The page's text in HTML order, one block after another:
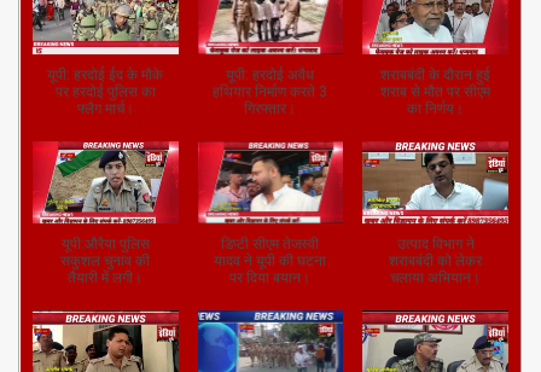
यूपी: हरदोई ईद के मौके
पर हरदोई पुलिस का
फ्लैग मार्च।
यूपी: हरदोई अवैध
हथियार निर्माण करते 3
गिरफ्तार।
शराबबंदी के दौरान हुई
शराब से मौत पर सीएम
का निर्णय।
यूपी:औरैया पुलिस
सकुशल चुनाव की
तैयारी में लगी।
डिप्टी सीएम तेजस्वी
यादव ने यूपी की घटना
पर दिया बयान।
उत्पाद विभाग ने
शराबबंदी को लेकर
चलाया अभियान।